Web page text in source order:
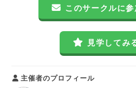
このサークルに参
見学してみ
主催者のプロフィール